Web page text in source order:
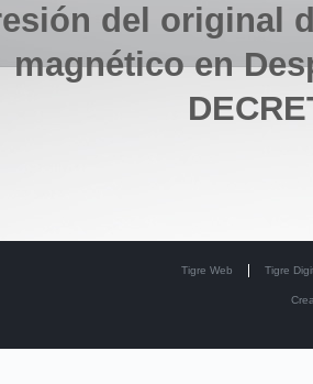
del original
magnético en
Tigre Web Tigre